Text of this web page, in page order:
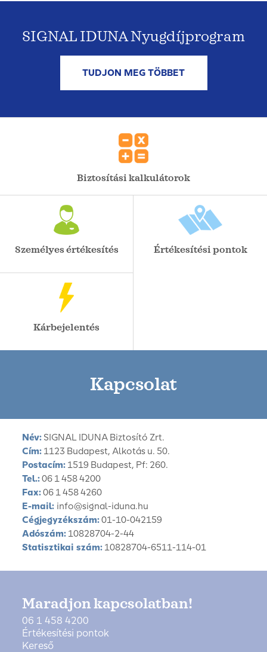
SIGNAL IDUNA Nyugdíjprogram
TUDJON MEG TÖBBET
Biztosítási kalkulátorok
Személyes értékesítés Értékesítési pontok
Kárbejelentés
Kapcsolat
Név: SIGNAL IDUNA Biztosító Zrt.
Cím: 1123 Budapest, Alkotás u. 50.
Postacím: 1519 Budapest, Pf: 260.
Tel.:06 1 458 4200
Fax:06 1 458 4260
E-mail: info@signal-iduna.hu
Cégjegyzékszám:01-10-042159
Adószám: 10828704-2-44
Statisztikai szám: 10828704-6511-114-01
Maradjon kapcsolatban!
06 1 458 4200
Értékesítési pontok
Kereső